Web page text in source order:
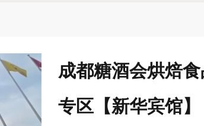
成都糖酒会烘焙
专区【新华宾馆】